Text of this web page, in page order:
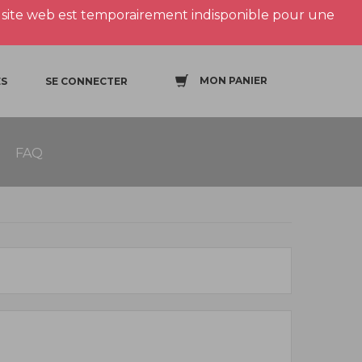
web est temporairement indisponible pour une
SE CONNECTER MON PANIER
FAQ